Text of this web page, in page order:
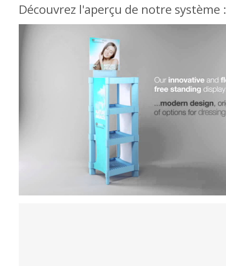
Découvrez l'aperçu de notre système :